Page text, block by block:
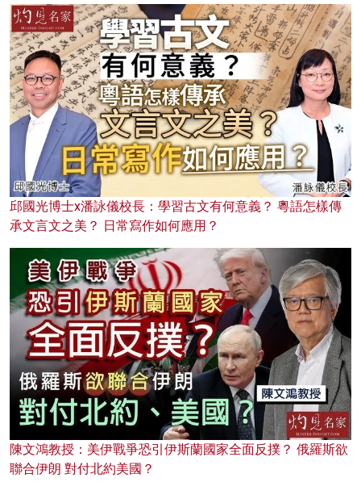
邱國光博士x潘詠儀校長：學習古文有何意義？ 粵語怎樣傳
承文言文之美？ 日常寫作如何應用？
陳文鴻教授：美伊戰爭恐引伊斯蘭國家全面反撲？ 俄羅斯欲
聯合伊朗 對付北約美國？